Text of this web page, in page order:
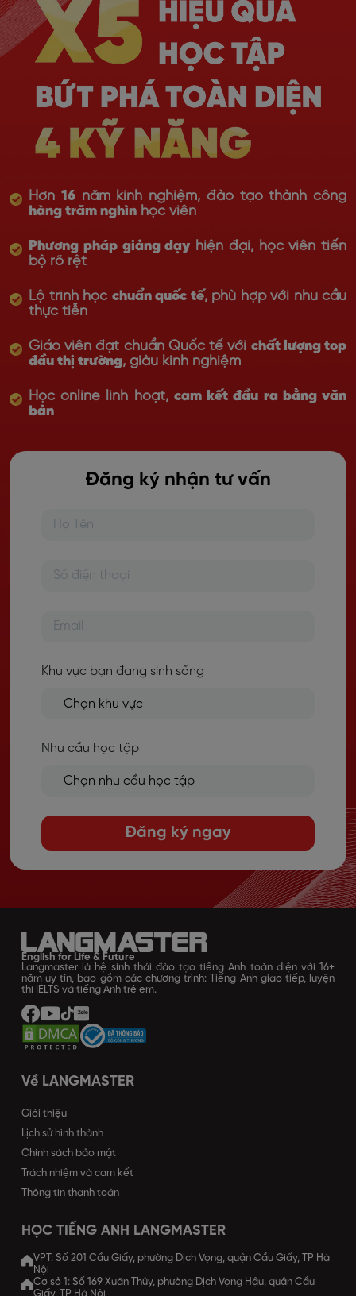
Hơn 16năm kinh nghiệm, đào tạo thành công
hàng trăm nghìn học viên
Phương pháp giảng dạy hiện đại, học viên tiến
bộ rõ rệt
Lộ trình học chuẩn quốc tế, phù hợp với nhu cầu
thực tiễn
Giáo viên đạt chuẩn Quốc tế với chất lượng top
đầu thị trường, giàu kinh nghiệm
Học online linh hoạt, cam kết đầu ra bằng văn
bản
Đăng ký nhận tư vấn
Khu vực bạn đang sinh sống
Nhu cầu học tập
Đăng ký ngay
English for Life & Future
Langmaster là hệ sinh thái đào tạo tiếng Anh toàn diện với 16+
năm uy tín, bao gồm các chương trình: Tiếng Anh giao tiếp, luyện
thi IELTS và tiếng Anh trẻ em.
Về LANGMASTER
Giới thiệu
Lịch sử hình thành
Chính sách bảo mật
Trách nhiệm và cam kết
Thông tin thanh toán
HỌC TIẾNG ANH LANGMASTER
VPT: Số 201 Cầu Giấy, phường Dịch Vọng, quận Cầu Giấy, TP Hà
Nội
Cơ sở 1: Số 169 Xuân Thủy, phường Dịch Vọng Hậu, quận Cầu
Giấy, TP Hà Nội